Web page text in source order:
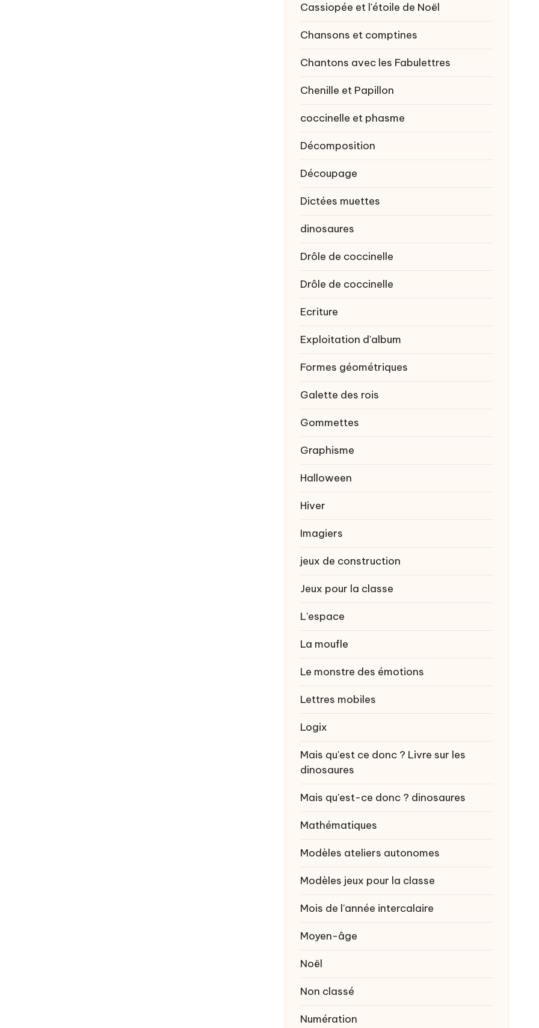
Cassiopée et l'étoile de Noël
Chansons et comptines
Chantons avec les Fabulettres
Chenille et Papillon
coccinelle et phasme
Décomposition
Découpage
Dictées muettes
dinosaures
Drôle de coccinelle
Drôle de coccinelle
Ecriture
Exploitation d'album
Formes géométriques
Galette des rois
Gommettes
Graphisme
Halloween
Hiver
Imagiers
jeux de construction
Jeux pour la classe
L'espace
La moufle
Le monstre des émotions
Lettres mobiles
Logix
Mais qu'est ce donc ? Livre sur les
dinosaures
Mais qu'est-ce donc ? dinosaures
Mathématiques
Modèles ateliers autonomes
Modèles jeux pour la classe
Mois de l'année intercalaire
Moyen-âge
Noël
Non classé
Numération